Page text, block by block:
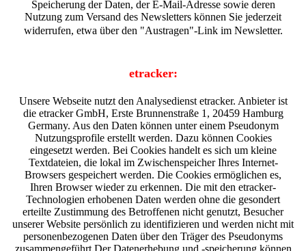
Speicherung der Daten, der E-Mail-Adresse sowie deren
Nutzung zum Versand des Newsletters können Sie jederzeit
widerrufen, etwa über den "Austragen"-Link im Newsletter.
etracker:
Unsere Webseite nutzt den Analysedienst etracker. Anbieter ist
die etracker GmbH, Erste Brunnenstraße 1, 20459 Hamburg
Germany. Aus den Daten können unter einem Pseudonym
Nutzungsprofile erstellt werden. Dazu können Cookies
eingesetzt werden. Bei Cookies handelt es sich um kleine
Textdateien, die lokal im Zwischenspeicher Ihres Internet-
Browsers gespeichert werden. Die Cookies ermöglichen es,
Ihren Browser wieder zu erkennen. Die mit den etracker-
Technologien erhobenen Daten werden ohne die gesondert
erteilte Zustimmung des Betroffenen nicht genutzt, Besucher
unserer Website persönlich zu identifizieren und werden nicht mit
personenbezogenen Daten über den Träger des Pseudonyms